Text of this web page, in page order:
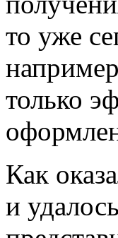
то уже
только
Как
и